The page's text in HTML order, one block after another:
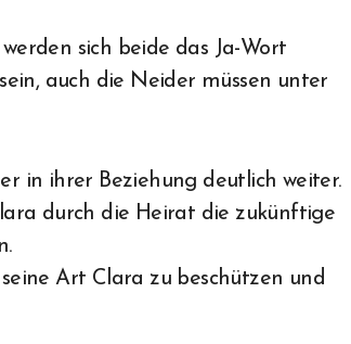
sich beide das Ja-Wort
auch die Neider müssen unter
in ihrer Beziehung deutlich weiter.
durch die Heirat die zukünftige
Art Clara zu beschützen und